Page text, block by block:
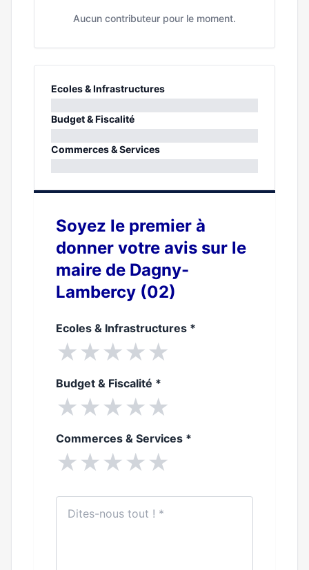
Aucun contributeur pour le moment.
Ecoles & Infrastructures
0%
Budget & Fiscalité
0%
Commerces & Services
Soyez le premier à
donner votre avis sur le
maire de Dagny-
Lambercy (02)
Ecoles & Infrastructures *
★★★★★
Budget & Fiscalité *
★★★★★
Commerces & Services *
★★★★★